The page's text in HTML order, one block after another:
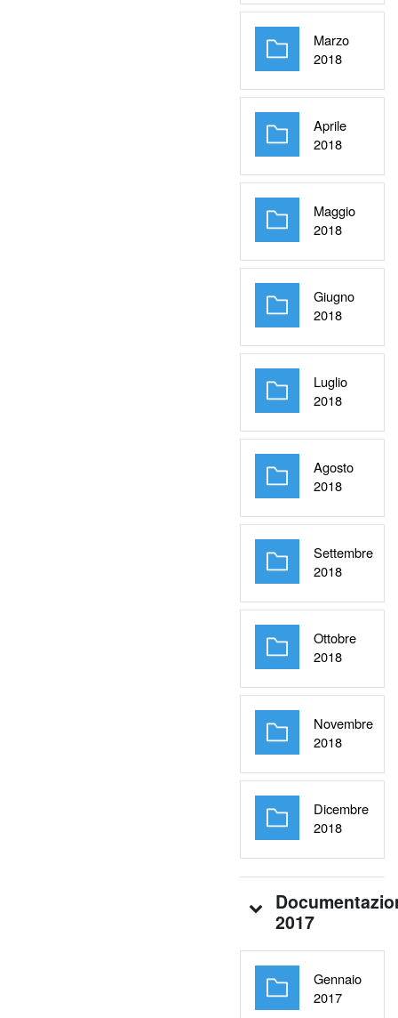
Marzo
2018Cartella
Aprile
2018Cartella
Maggio
2018Cartella
Giugno
2018Cartella
Luglio
2018Cartella
Agosto
2018Cartella
Settembre
2018Cartella
Ottobre
2018Cartella
Novembre
2018Cartella
Dicembre
2018Cartella
2017
Gennaio
2017Cartella